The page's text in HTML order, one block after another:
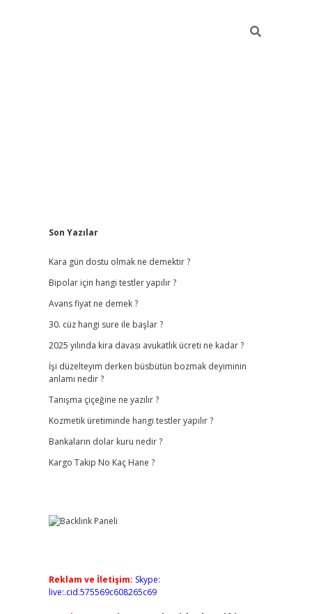
Sidebar
Son Yazılar
Kara gün dostu olmak ne demektir ?
Bipolar için hangi testler yapılır ?
Avans fiyat ne demek ?
30. cüz hangi sure ile başlar ?
2025 yılında kira davası avukatlık ücreti ne kadar ?
İşi düzelteyim derken büsbütün bozmak deyiminin
anlamı nedir ?
Tanışma çiçeğine ne yazılır ?
Kozmetik üretiminde hangi testler yapılır ?
Bankaların dolar kuru nedir ?
Kargo Takip No Kaç Hane ?
Reklam ve İletişim: Skype:
live:.cid.575569c608265c69